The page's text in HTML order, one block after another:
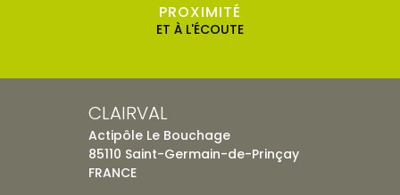
PROXIMITÉ
ET À L'ÉCOUTE
CLAIRVAL
Actipôle Le Bouchage
85110 Saint-Germain-de-Prinçay
FRANCE